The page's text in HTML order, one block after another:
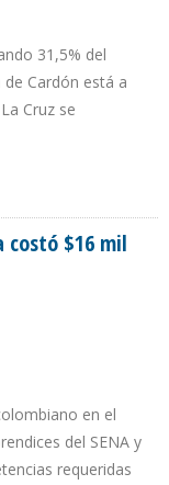
31,5% del
Cardón está a
Cruz se
costó $16 mil
en el
del SENA y
requeridas